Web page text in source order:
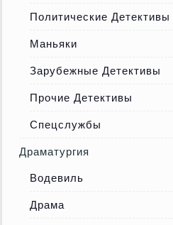
Политические Детективы
Маньяки
Зарубежные Детективы
Прочие Детективы
Спецслужбы
Драматургия
Водевиль
Драма